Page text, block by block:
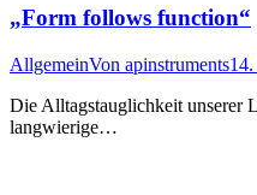
„Form follows function“
AllgemeinVon apinstruments
Die Alltagstauglichkeit unserer
langwierige…